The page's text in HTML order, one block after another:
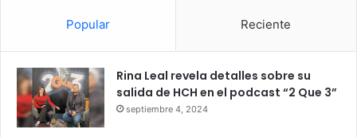
Popular Reciente
Rina Leal revela detalles sobre su
salida de HCH en el podcast “2 Que 3”
septiembre 4, 2024